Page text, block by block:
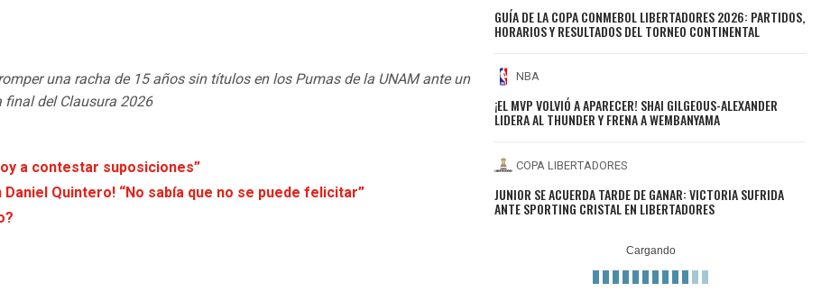
una racha de 15 años sin títulos en los Pumas de la UNAM ante un
final del Clausura 2026
a contestar suposiciones”
Quintero! “No sabía que no se puede felicitar”
GUÍA DE LA COPA CONMEBOL LIBERTADORES 2026: PARTIDOS,
HORARIOS Y RESULTADOS DEL TORNEO CONTINENTAL
NBA
¡EL MVP VOLVIÓ A APARECER! SHAI GILGEOUS-ALEXANDER
LIDERA AL THUNDER Y FRENA A WEMBANYAMA
COPA LIBERTADORES
JUNIOR SE ACUERDA TARDE DE GANAR: VICTORIA SUFRIDA
ANTE SPORTING CRISTAL EN LIBERTADORES